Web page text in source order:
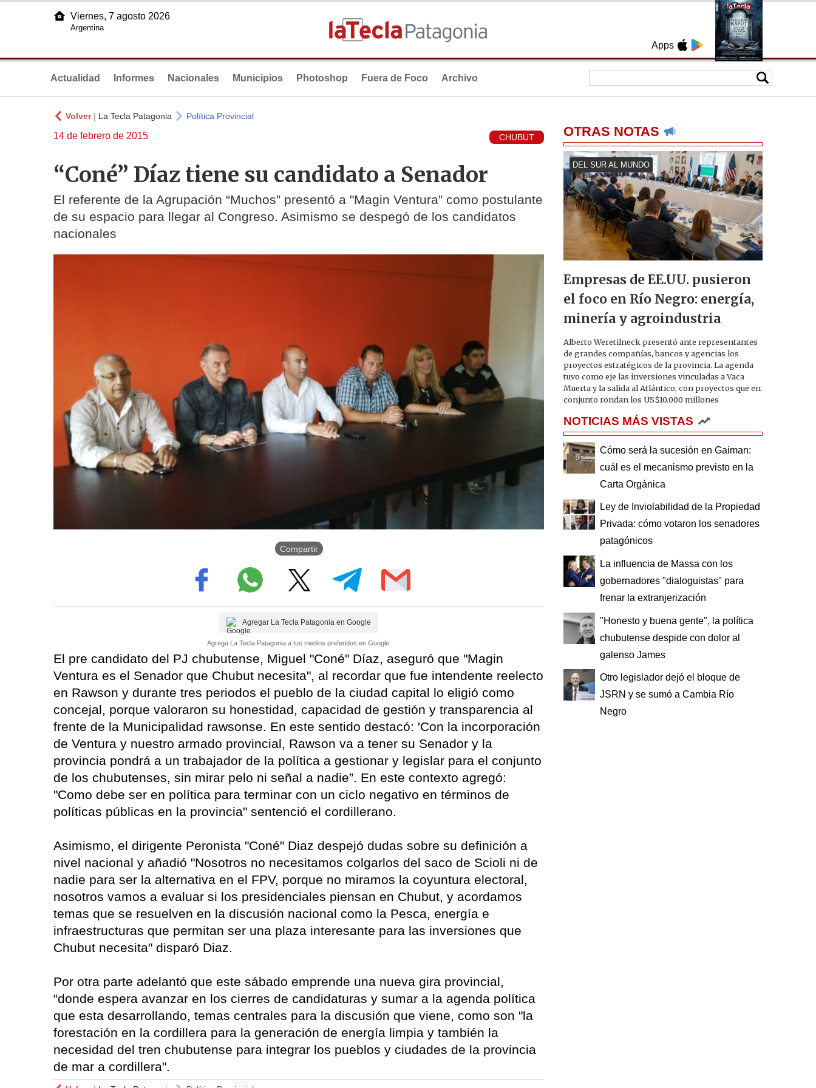
Apps
Viernes, 7 agosto 2026
Argentina
Actualidad Informes Nacionales Municipios Photoshop Fuera de Foco Archivo
Volver| La Tecla Patagonia Política Provincial
14 de febrero de 2015 CHUBUT
“Coné” Díaz tiene su candidato a Senador
El referente de la Agrupación “Muchos” presentó a "Magin Ventura” como postulante
de su espacio para llegar al Congreso. Asimismo se despegó de los candidatos
nacionales
Compartir
Agregar La Tecla Patagonia en Google
Agrega La Tecla Patagonia a tus medios preferidos en Google.
El pre candidato del PJ chubutense, Miguel "Coné" Díaz, aseguró que "Magin
Ventura es el Senador que Chubut necesita", al recordar que fue intendente reelecto
en Rawson y durante tres periodos el pueblo de la ciudad capital lo eligió como
concejal, porque valoraron su honestidad, capacidad de gestión y transparencia al
frente de la Municipalidad rawsonse. En este sentido destacó: 'Con la incorporación
de Ventura y nuestro armado provincial, Rawson va a tener su Senador y la
provincia pondrá a un trabajador de la política a gestionar y legislar para el conjunto
de los chubutenses, sin mirar pelo ni señal a nadie”. En este contexto agregó:
"Como debe ser en política para terminar con un ciclo negativo en términos de
políticas públicas en la provincia" sentenció el cordillerano.
Asimismo, el dirigente Peronista "Coné" Diaz despejó dudas sobre su definición a
nivel nacional y añadió "Nosotros no necesitamos colgarlos del saco de Scioli ni de
nadie para ser la alternativa en el FPV, porque no miramos la coyuntura electoral,
nosotros vamos a evaluar si los presidenciales piensan en Chubut, y acordamos
temas que se resuelven en la discusión nacional como la Pesca, energía e
infraestructuras que permitan ser una plaza interesante para las inversiones que
Chubut necesita" disparó Diaz.
Por otra parte adelantó que este sábado emprende una nueva gira provincial,
“donde espera avanzar en los cierres de candidaturas y sumar a la agenda política
que esta desarrollando, temas centrales para la discusión que viene, como son "la
forestación en la cordillera para la generación de energía limpia y también la
necesidad del tren chubutense para integrar los pueblos y ciudades de la provincia
de mar a cordillera".
OTRAS NOTAS
DEL SUR AL MUNDO
Empresas de EE.UU. pusieron
el foco en Río Negro: energía,
minería y agroindustria
Alberto Weretilneck presentó ante representantes
de grandes compañías, bancos y agencias los
proyectos estratégicos de la provincia. La agenda
tuvo como eje las inversiones vinculadas a Vaca
Muerta y la salida al Atlántico, con proyectos que en
conjunto rondan los US$10.000 millones
NOTICIAS MÁS VISTAS
Cómo será la sucesión en Gaiman:
cuál es el mecanismo previsto en la
Carta Orgánica
Ley de Inviolabilidad de la Propiedad
Privada: cómo votaron los senadores
patagónicos
La influencia de Massa con los
gobernadores "dialoguistas" para
frenar la extranjerización
"Honesto y buena gente", la política
chubutense despide con dolor al
galenso James
Otro legislador dejó el bloque de
JSRN y se sumó a Cambia Río
Negro